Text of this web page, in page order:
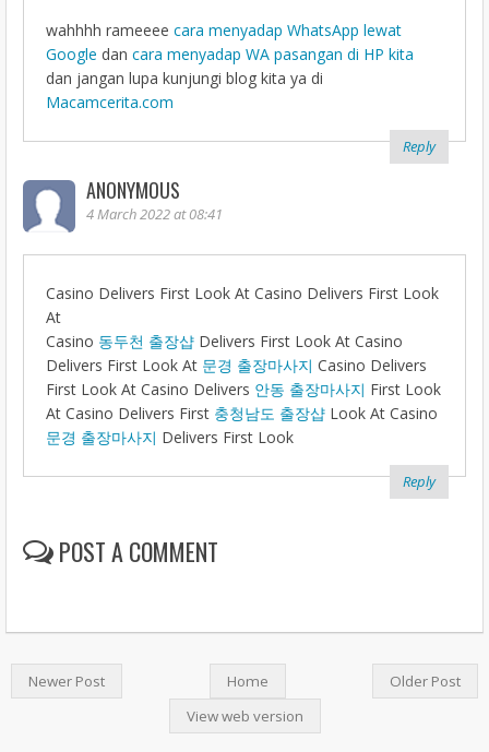
wahhhh rameeee cara menyadap WhatsApp lewat
Google dan cara menyadap WA pasangan di HP kita
dan jangan lupa kunjungi blog kita ya di
Macamcerita.com
Reply
ANONYMOUS
4 March 2022 at 08:41
Casino Delivers First Look At Casino Delivers First Look
At
Casino 동두천 출장샵 Delivers First Look At Casino
Delivers First Look At 문경 출장마사지 Casino Delivers
First Look At Casino Delivers 안동 출장마사지 First Look
At Casino Delivers First 충청남도 출장샵 Look At Casino
문경 출장마사지 Delivers First Look
Reply
POST A COMMENT
Newer Post Older Post
Home
View web version